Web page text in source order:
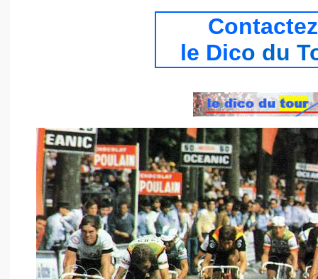
Contactez
le Dico du